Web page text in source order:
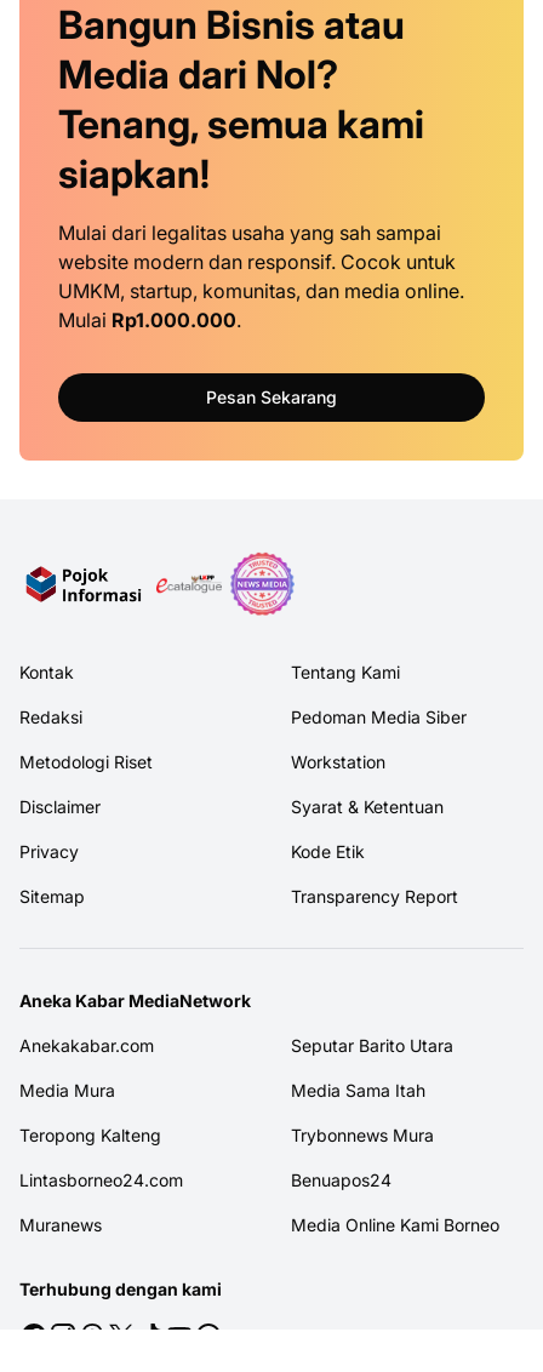
Bangun Bisnis atau
Media dari Nol?
Tenang, semua kami
siapkan!
Mulai dari legalitas usaha yang sah sampai
website modern dan responsif. Cocok untuk
UMKM, startup, komunitas, dan media online.
Mulai Rp1.000.000.
Pesan Sekarang
Kontak Tentang Kami
Redaksi Pedoman Media Siber
Metodologi Riset Workstation
Disclaimer Syarat & Ketentuan
Privacy Kode Etik
Sitemap Transparency Report
Aneka Kabar MediaNetwork
Anekakabar.com Seputar Barito Utara
Media Mura Media Sama Itah
Teropong Kalteng Trybonnews Mura
Lintasborneo24.com Benuapos24
Muranews Media Online Kami Borneo
Terhubung dengan kami